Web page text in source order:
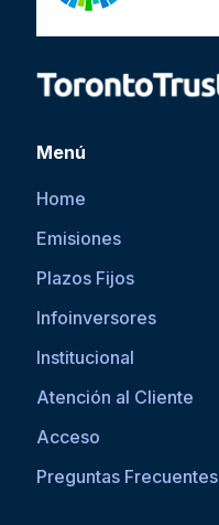
Menú
Home
Emisiones
Plazos Fijos
Infoinversores
Institucional
Atención al Cliente
Acceso
Preguntas Frecuentes